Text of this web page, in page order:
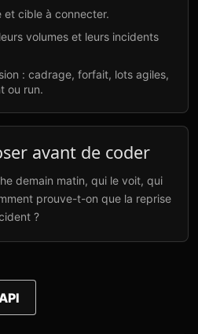
et cible à connecter.
volumes et leurs incidents
: cadrage, forfait, lots agiles,
ou run.
avant de coder
demain matin, qui le voit, qui
prouve-t-on que la reprise
?